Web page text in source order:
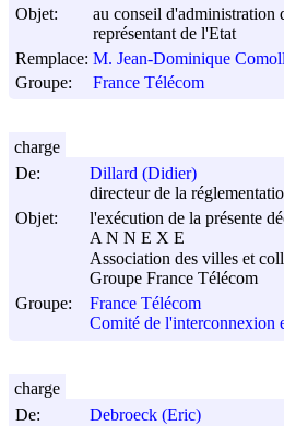
Objet:
au conseil d'administration
représentant de l'Etat
Remplace: M. Jean-Dominique
Groupe:
France Télécom
De:
Dillard (Didier)
directeur de la
Objet:
l'exécution de la présente
A N N E X E
Association des villes et
Groupe France Télécom
Groupe:
France Télécom
Comité de l'interconnexion
charge
De:
Debroeck (Eric)
charge